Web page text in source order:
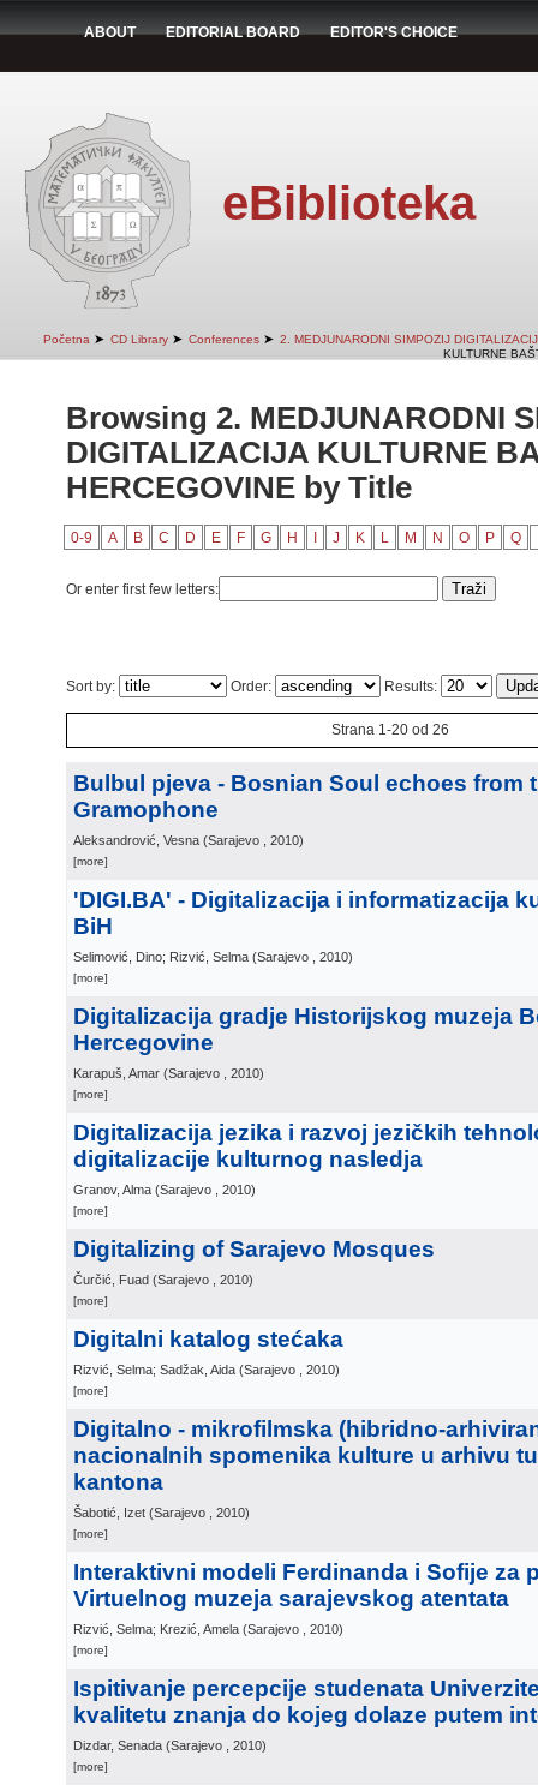
ABOUT EDITORIAL BOARD EDITOR'S CHOICE
eBiblioteka
Početna ➤ CD Library ➤ Conferences ➤ 2. MEDJUNARODNI SIMPOZIJ
KULTURNE
Browsing 2. MEDJUNARODNI
DIGITALIZACIJA KULTURNE
HERCEGOVINE by Title
0-9 A B C D E F G H J K L M N O P Q
Or enter first few letters:
Sort by: Order: Results:
Strana 1-20 od 26
Bulbul pjeva - Bosnian Soul echoes from
Gramophone
Aleksandrović, Vesna (Sarajevo , 2010)
[more]
'DIGI.BA' - Digitalizacija i informatizacija
BiH
Selimović, Dino; Rizvić, Selma (Sarajevo , 2010)
[more]
Digitalizacija gradje Historijskog muzeja
Hercegovine
Karapuš, Amar (Sarajevo , 2010)
[more]
Digitalizacija jezika i razvoj jezičkih
digitalizacije kulturnog nasledja
Granov, Alma (Sarajevo , 2010)
[more]
Digitalizing of Sarajevo Mosques
Čurčić, Fuad (Sarajevo , 2010)
[more]
Digitalni katalog stećaka
Rizvić, Selma; Sadžak, Aida (Sarajevo , 2010)
[more]
Digitalno - mikrofilmska (hibridno-
nacionalnih spomenika kulture u arhivu
kantona
Šabotić, Izet (Sarajevo , 2010)
[more]
Interaktivni modeli Ferdinanda i Sofije za
Virtuelnog muzeja sarajevskog atentata
Rizvić, Selma; Krezić, Amela (Sarajevo , 2010)
[more]
Ispitivanje percepcije studenata
kvalitetu znanja do kojeg dolaze putem
Dizdar, Senada (Sarajevo , 2010)
[more]